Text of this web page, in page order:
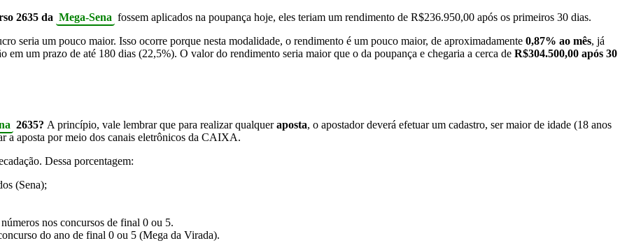
2635 da Mega-Sena fossem aplicados na poupança hoje, eles teriam um rendimento de R$236.950,00 após os primeiros 30 dias.
seria um pouco maior. Isso ocorre porque nesta modalidade, o rendimento é um pouco maior, de aproximadamente 0,87% ao mês, já
em um prazo de até 180 dias (22,5%). O valor do rendimento seria maior que o da poupança e chegaria a cerca de R$304.500,00 após 30
2635? A princípio, vale lembrar que para realizar qualqueraposta, o apostador deverá efetuar um cadastro, ser maior de idade (18 anos
a aposta por meio dos canais eletrônicos da CAIXA.
Dessa porcentagem:
(Sena);
nos concursos de final 0 ou 5.
do ano de final 0 ou 5 (Mega da Virada).